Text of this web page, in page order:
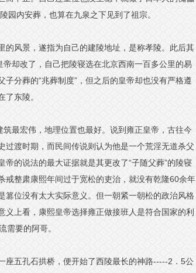
园内安葬，也算在九泉之下见到了祖宗。
风景，遂指为自己的建陵地址，是称孝陵。此后其
却改了，自己把陵寝选在北京西南一百多公里的易
分葬的“兆葬制度”，但之后的皇帝却也没有严格遵
了东陵。
最宏伟，地理位置也最好。说到雍正皇帝，古往今
渡时期，而民间传说则认为他是一个荒淫无道杀父
的说法的最大证据就是其更改了“子随父葬”的陵寝
整肃康熙年间过于宽松的吏治，就没有乾隆60余年
位没有太大实际意义。但一朝紧一朝松的政治风格
上看，康熙皇帝选择雍正做接班人是符合国家的利
需要的阿哥。
座五孔石拱桥，便开始了西陵最长的神路-----2．5公